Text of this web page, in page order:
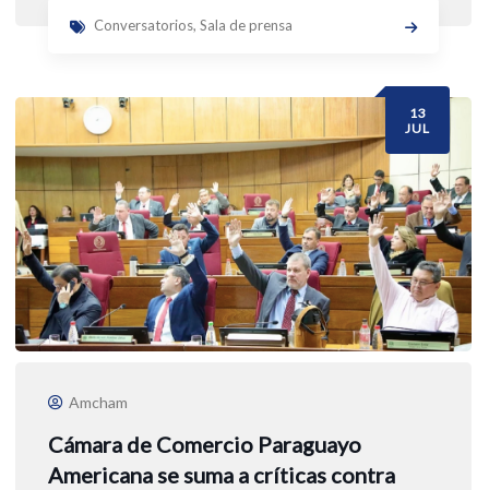
Conversatorios, Sala de prensa
13
JUL
Amcham
Cámara de Comercio Paraguayo
Americana se suma a críticas contra